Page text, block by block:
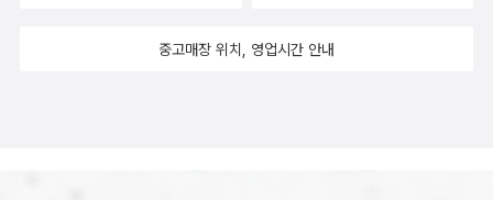
중고매장 위치, 영업시간 안내